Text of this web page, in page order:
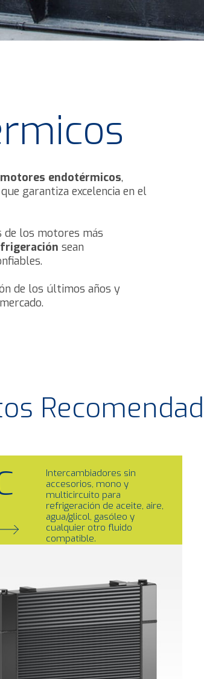
motores endotérmicos,
garantiza excelencia en el
de los motores más
sean
de los últimos años y
Intercambiadores sin
accesorios, mono y
multicircuito para
refrigeración de aceite, aire,
agua/glicol, gasóleo y
cualquier otro fluido
compatible.